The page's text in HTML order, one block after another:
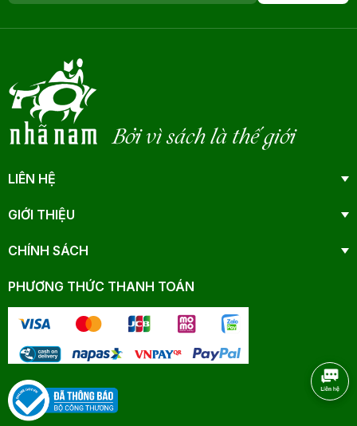
Bởi vì sách là thế giới
LIÊN HỆ
GIỚI THIỆU
CHÍNH SÁCH
PHƯƠNG THỨC THANH TOÁN